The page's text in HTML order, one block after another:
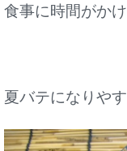
食事に時間がか
夏バテになりや